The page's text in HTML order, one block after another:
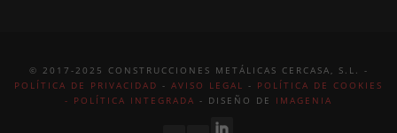
© 2017-2025 CONSTRUCCIONES METÁLICAS CERCASA, S.L. -
POLÍTICA DE PRIVACIDAD - AVISO LEGAL - POLÍTICA DE COOKIES
- POLÍTICA INTEGRADA - DISEÑO DE IMAGENIA